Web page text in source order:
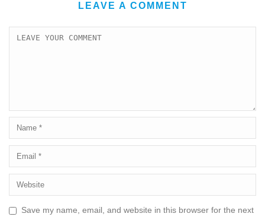
LEAVE A COMMENT
Save my name, email, and website in this browser for the next